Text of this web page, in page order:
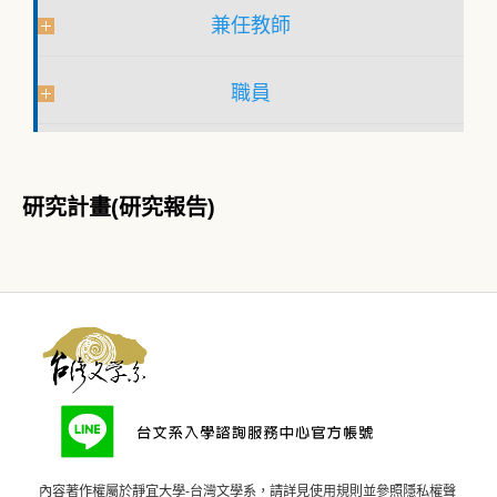
兼任教師
職員
研究計畫(研究報告)
內容著作權屬於靜宜大學-台灣文學系，請詳見使用規則 並參照隱私權聲